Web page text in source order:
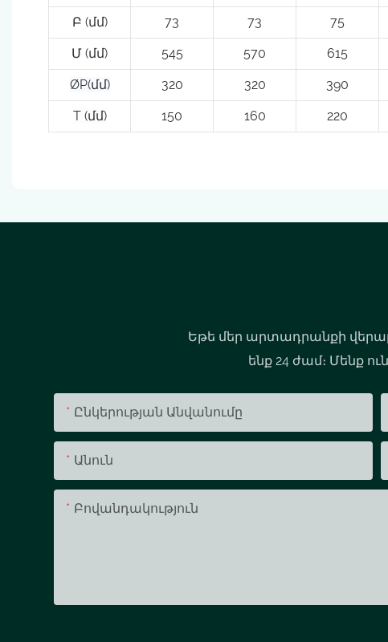
Բ (մմ) 73 73 75
Մ (մմ) 545 570 615
ØP(մմ) 320 320 390
T (մմ) 150 160 220
Եթե ​​մեր արտադրանքի
ենք 24 ժամ։ Մենք
Ընկերության Անվանումը
Անուն
Բովանդակություն